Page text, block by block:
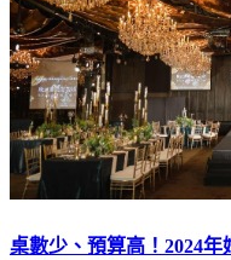
桌數少、預算高！2024